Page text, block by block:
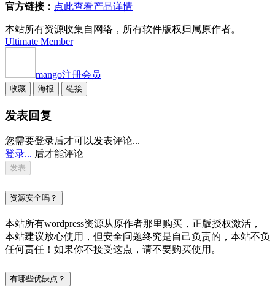
官方链接： 点此查看产品详情
本站所有资源收集自网络，所有软件版权归属原作者。
Ultimate Member
mango注册会员
收藏 海报 链接
发表回复
您需要登录后才可以发表评论...
登录... 后才能评论
资源安全吗？
本站所有wordpress资源从原作者那里购买，正版授权激活，
本站建议放心使用，但安全问题终究是自己负责的，本站不负
任何责任！如果你不接受这点，请不要购买使用。
有哪些优缺点？